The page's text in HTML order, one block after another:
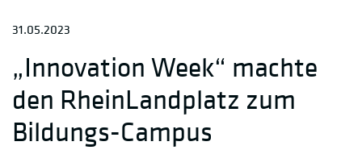
31.05.2023
„Innovation Week“ machte
den RheinLandplatz zum
Bildungs-Campus